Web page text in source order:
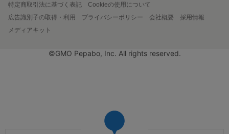
特定商取引法に基づく表記
Cookieの使用について
広告識別子の取得・利用
プライバシーポリシー 会社概要
採用情報
メディアキット
©GMO Pepabo, Inc. All rights reserved.